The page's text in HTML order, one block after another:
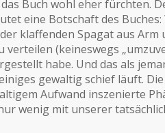
Buch wohl eher fürchten.
eine Botschaft des
klaffenden Spagat aus Arm
(keineswegs
habe. Und das als
gewaltig schief läuft.
Aufwand inszenierte
wenig mit unserer